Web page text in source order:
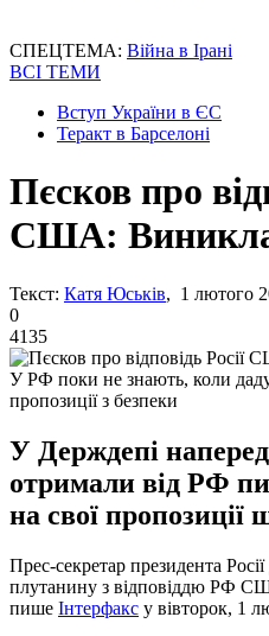
СПЕЦТЕМА: Війна в Ірані
ВСІ ТЕМИ
Вступ України в ЄС
Теракт в Барселоні
Пєсков про
США:
Текст: Катя Юськів, 1 лютого
0
4135
У РФ поки не знають, коли
пропозиції з безпеки
У Держдепі
отримали від РФ
на свої пропозиції
Прес-секретар президента
плутанину з відповіддю РФ
пише Інтерфакс у вівторок, 1